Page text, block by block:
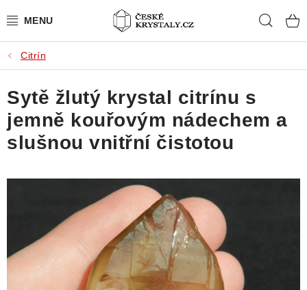
na
PŘÍRODNÍ KAMENY
BROUŠENÉ KAMENY
MISTROVSKÉ KRYSTALY
VIDEOGALERIE
Citrín
Sytě žlutý krystal citrínu s
jemně kouřovým nádechem a
slušnou vnitřní čistotou